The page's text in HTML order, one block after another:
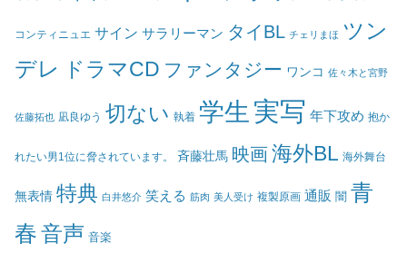
コンティニュエ サイン サラリーマン タイBL チェリまほ ツン
デレ
ドラマCD ファンタジー ワンコ 佐々木と宮野
佐藤拓也 凪良ゆう 切ない 執着 学生 実写 年下攻め 抱か
れたい男1位に脅されています。 斉藤壮馬 映画海外BL 海外舞台
無表情 特典 白井悠介 笑える 筋肉 美人受け 複製原画 通販 闇 青
春音声 音楽